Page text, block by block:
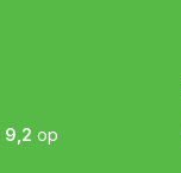
9,2 op